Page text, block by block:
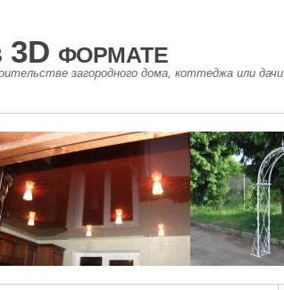
3D формате
загородного дома, коттеджа или дачи